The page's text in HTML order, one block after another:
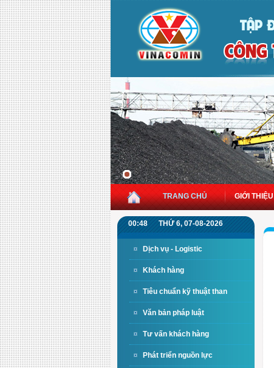
TRANG CHỦ GIỚI THIỆU
00:48 THỨ 6, 07-08-2026
Dịch vụ - Logistic
Khách hàng
Tiêu chuẩn kỹ thuật than
Văn bản pháp luật
Tư vấn khách hàng
Phát triển nguồn lực